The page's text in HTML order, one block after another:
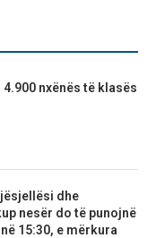
nxënës të klasës
dhe
nesër do të punojnë
15:30, e mërkura